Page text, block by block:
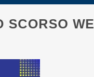
SCORSO